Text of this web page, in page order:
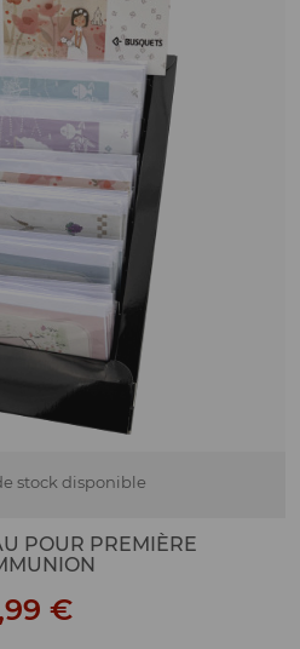
stock disponible
POUR PREMIÈRE
€